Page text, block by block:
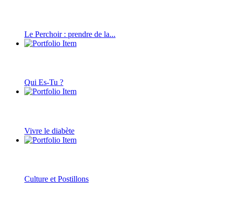
Le Perchoir : prendre de la...
Qui Es-Tu ?
Vivre le diabète
Culture et Postillons